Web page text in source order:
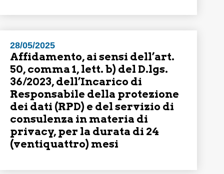
28/05/2025
Affidamento, ai sensi dell’art.
50, comma 1, lett. b) del D.lgs.
36/2023, dell’Incarico di
Responsabile della protezione
dei dati (RPD) e del servizio di
consulenza in materia di
privacy, per la durata di 24
(ventiquattro) mesi